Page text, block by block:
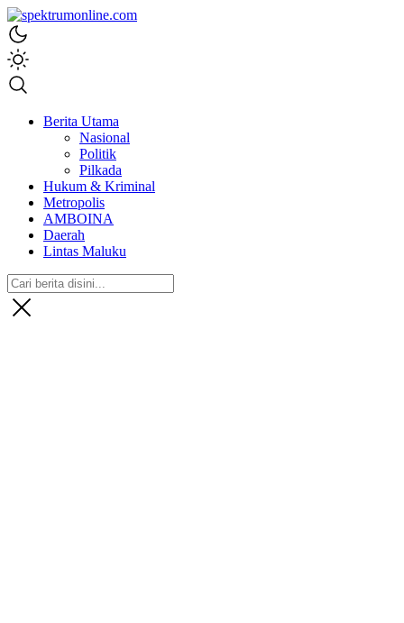
spektrumonline.com
Berita Utama
Nasional
Politik
Pilkada
Hukum & Kriminal
Metropolis
AMBOINA
Daerah
Lintas Maluku